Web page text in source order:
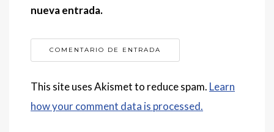
nueva entrada.
This site uses Akismet to reduce spam. Learn
how your comment data is processed.